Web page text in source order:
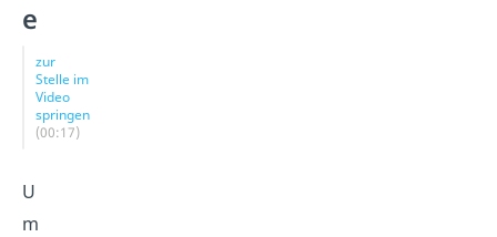
e
zur
Stelle im
Video
springen
(00:17)
U
m